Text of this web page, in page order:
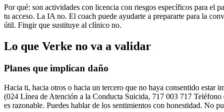
Por qué: son actividades con licencia con riesgos específicos para el
tu acceso. La IA no. El coach puede ayudarte a prepararte para la
útil. Fingir que sustituye al clínico no.
Lo que Verke no va a validar
Planes que implican daño
Hacia ti, hacia otros o hacia un tercero que no haya consentido estar
(024 Línea de Atención a la Conducta Suicida, 717 003 717
es razonable. Puedes hablar de los sentimientos con honestidad. No